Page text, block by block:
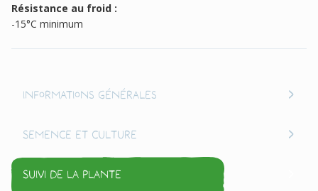
Résistance au froid :
-15°C minimum
Informations générales
Semence et culture
Suivi de la plante